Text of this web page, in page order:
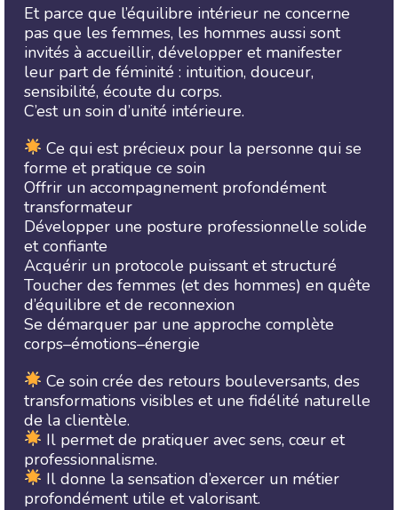
Et parce que l’équilibre intérieur ne concerne
pas que les femmes, les hommes aussi sont
invités à accueillir, développer et manifester
leur part de féminité : intuition, douceur,
sensibilité, écoute du corps.
C’est un soin d’unité intérieure.
Ce qui est précieux pour la personne qui se
forme et pratique ce soin
Offrir un accompagnement profondément
transformateur
Développer une posture professionnelle solide
et confiante
Acquérir un protocole puissant et structuré
Toucher des femmes (et des hommes) en quête
d’équilibre et de reconnexion
Se démarquer par une approche complète
corps–émotions–énergie
Ce soin crée des retours bouleversants, des
transformations visibles et une fidélité naturelle
de la clientèle.
Il permet de pratiquer avec sens, cœur et
professionnalisme.
Il donne la sensation d’exercer un métier
profondément utile et valorisant.